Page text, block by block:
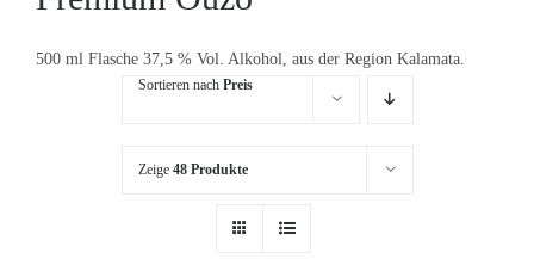
500 ml Flasche 37,5 % Vol. Alkohol, aus der Region Kalamata.
Sortieren nach Preis
Zeige 48 Produkte